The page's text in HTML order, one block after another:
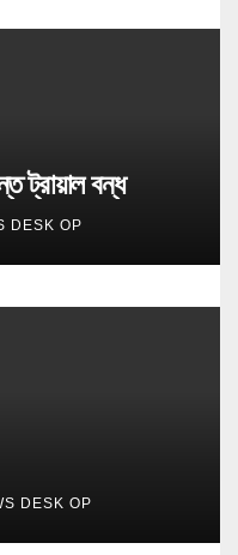
ট্রায়াল বন্ধ
DESK OP
DESK OP